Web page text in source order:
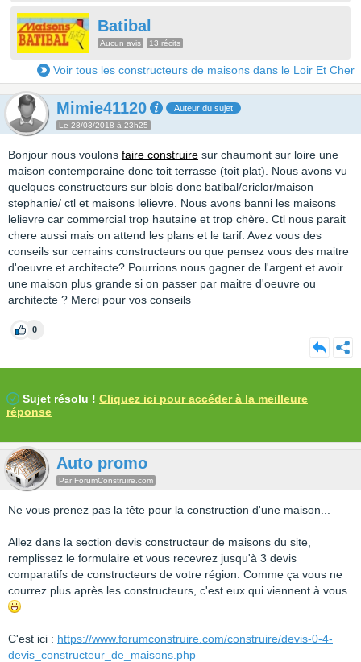
Batibal
Aucun avis 13 récits
Voir tous les constructeurs de maisons dans le Loir Et Cher
Mimie41120 Auteur du sujet
Le 28/03/2018 à 23h25
Bonjour nous voulons faire construire sur chaumont sur loire une
maison contemporaine donc toit terrasse (toit plat). Nous avons vu
quelques constructeurs sur blois donc batibal/ericlor/maison
stephanie/ ctl et maisons lelievre. Nous avons banni les maisons
lelievre car commercial trop hautaine et trop chère. Ctl nous parait
chere aussi mais on attend les plans et le tarif. Avez vous des
conseils sur cerrains constructeurs ou que pensez vous des maitre
d'oeuvre et architecte? Pourrions nous gagner de l'argent et avoir
une maison plus grande si on passer par maitre d'oeuvre ou
architecte ? Merci pour vos conseils
0
Sujet résolu ! Cliquez ici pour accéder à la meilleure
réponse
Auto promo
Par ForumConstruire.com
Ne vous prenez pas la tête pour la construction d'une maison...
Allez dans la section devis constructeur de maisons du site,
remplissez le formulaire et vous recevrez jusqu'à 3 devis
comparatifs de constructeurs de votre région. Comme ça vous ne
courrez plus après les constructeurs, c'est eux qui viennent à vous
C'est ici : https://www.forumconstruire.com/construire/devis-0-4-
devis_constructeur_de_maisons.php